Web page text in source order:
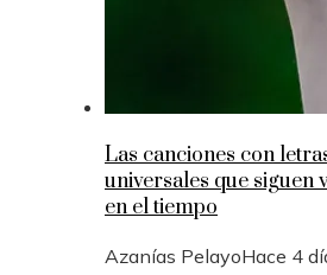
Las canciones con
universales que siguen
en el tiempo
Azanías PelayoHace 4